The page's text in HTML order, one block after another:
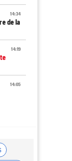
14:34
de la
14:19
14:05
elle"